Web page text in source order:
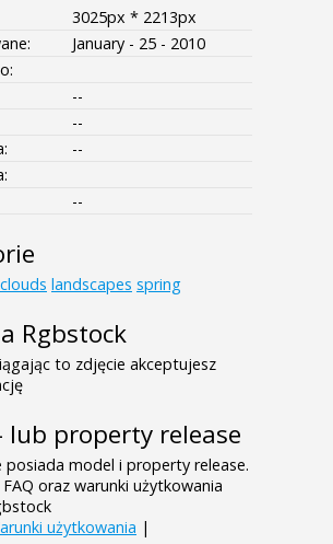
3025px * 2213px
January - 25 - 2010
--
--
--
--
landscapes spring
Rgbstock
to zdjęcie akceptujesz
lub property release
posiada model i property release.
oraz warunki użytkowania
użytkowania |